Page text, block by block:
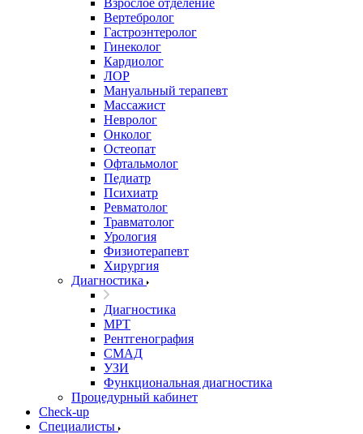
Взрослое отделение
Вертебролог
Гастроэнтеролог
Гинеколог
Кардиолог
ЛОР
Мануальный терапевт
Массажист
Невролог
Онколог
Остеопат
Офтальмолог
Педиатр
Психиатр
Ревматолог
Травматолог
Урология
Физиотерапевт
Хирургия
Диагностика
Диагностика
МРТ
Рентгенография
СМАД
УЗИ
Функциональная диагностика
Процедурный кабинет
Cheсk-up
Специалисты